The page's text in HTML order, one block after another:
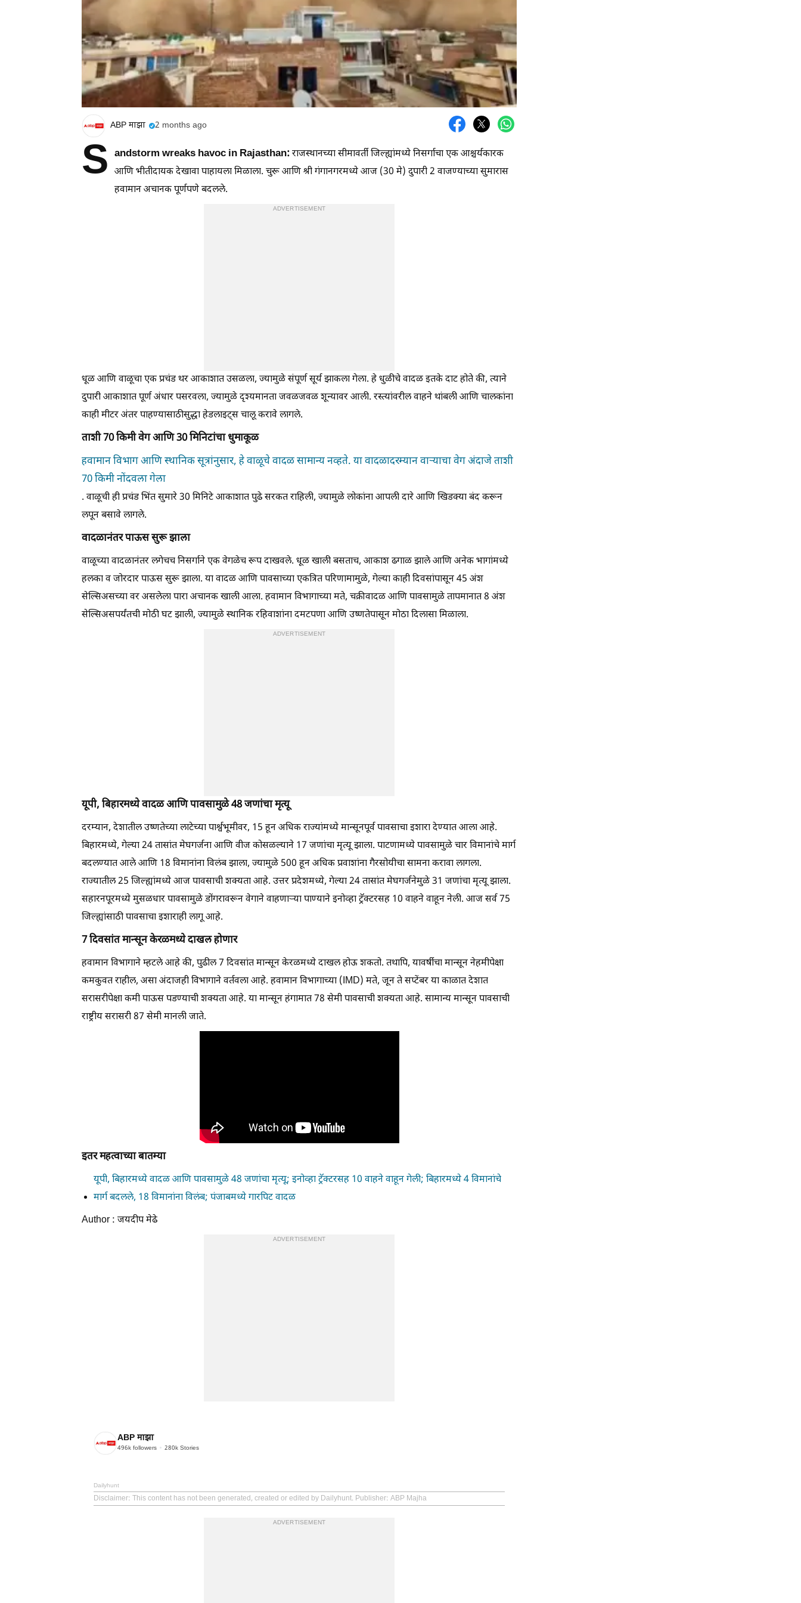
ABP माझा 2 months ago
S andstorm wreaks havoc in Rajasthan:राजस्थानच्या सीमावर्ती जिल्ह्यांमध्ये निसर्गाचा एक आश्चर्यकारक
आणि भीतीदायक देखावा पाहायला मिळाला. चुरू आणि श्री गंगानगरमध्ये आज (30 मे) दुपारी 2 वाजण्याच्या सुमारास
हवामान अचानक पूर्णपणे बदलले.
ADVERTISEMENT
धूळ आणि वाळूचा एक प्रचंड थर आकाशात उसळला, ज्यामुळे संपूर्ण सूर्य झाकला गेला. हे धुळीचे वादळ इतके दाट होते की, त्याने
दुपारी आकाशात पूर्ण अंधार पसरवला, ज्यामुळे दृश्यमानता जवळजवळ शून्यावर आली. रस्त्यांवरील वाहने थांबली आणि चालकांना
काही मीटर अंतर पाहण्यासाठीसुद्धा हेडलाइट्स चालू करावे लागले.
ताशी 70 किमी वेग आणि 30 मिनिटांचा धुमाकूळ
हवामान विभाग आणि स्थानिक सूत्रांनुसार, हे वाळूचे वादळ सामान्य नव्हते. या वादळादरम्यान वाऱ्याचा वेग अंदाजे ताशी
70 किमी नोंदवला गेला
. वाळूची ही प्रचंड भिंत सुमारे 30 मिनिटे आकाशात पुढे सरकत राहिली, ज्यामुळे लोकांना आपली दारे आणि खिडक्या बंद करून
लपून बसावे लागले.
वादळानंतर पाऊस सुरू झाला
वाळूच्या वादळानंतर लगेचच निसर्गाने एक वेगळेच रूप दाखवले. धूळ खाली बसताच, आकाश ढगाळ झाले आणि अनेक भागांमध्ये
हलका व जोरदार पाऊस सुरू झाला. या वादळ आणि पावसाच्या एकत्रित परिणामामुळे, गेल्या काही दिवसांपासून 45 अंश
सेल्सिअसच्या वर असलेला पारा अचानक खाली आला. हवामान विभागाच्या मते, चक्रीवादळ आणि पावसामुळे तापमानात 8 अंश
सेल्सिअसपर्यंतची मोठी घट झाली, ज्यामुळे स्थानिक रहिवाशांना दमटपणा आणि उष्णतेपासून मोठा दिलासा मिळाला.
ADVERTISEMENT
यूपी, बिहारमध्ये वादळ आणि पावसामुळे 48 जणांचा मृत्यू
दरम्यान, देशातील उष्णतेच्या लाटेच्या पार्श्वभूमीवर, 15 हून अधिक राज्यांमध्ये मान्सूनपूर्व पावसाचा इशारा देण्यात आला आहे.
बिहारमध्ये, गेल्या 24 तासांत मेघगर्जना आणि वीज कोसळल्याने 17 जणांचा मृत्यू झाला. पाटणामध्ये पावसामुळे चार विमानांचे मार्ग
बदलण्यात आले आणि 18 विमानांना विलंब झाला, ज्यामुळे 500 हून अधिक प्रवाशांना गैरसोयीचा सामना करावा लागला.
राज्यातील 25 जिल्ह्यांमध्ये आज पावसाची शक्यता आहे. उत्तर प्रदेशमध्ये, गेल्या 24 तासांत मेघगर्जनेमुळे 31 जणांचा मृत्यू झाला.
सहारनपूरमध्ये मुसळधार पावसामुळे डोंगरावरून वेगाने वाहणाऱ्या पाण्याने इनोव्हा ट्रॅक्टरसह 10 वाहने वाहून नेली. आज सर्व 75
जिल्ह्यांसाठी पावसाचा इशाराही लागू आहे.
7 दिवसांत मान्सून केरळमध्ये दाखल होणार
हवामान विभागाने म्हटले आहे की, पुढील 7 दिवसांत मान्सून केरळमध्ये दाखल होऊ शकतो. तथापि, यावर्षीचा मान्सून नेहमीपेक्षा
कमकुवत राहील, असा अंदाजही विभागाने वर्तवला आहे. हवामान विभागाच्या (IMD) मते, जून ते सप्टेंबर या काळात देशात
सरासरीपेक्षा कमी पाऊस पडण्याची शक्यता आहे. या मान्सून हंगामात 78 सेमी पावसाची शक्यता आहे. सामान्य मान्सून पावसाची
राष्ट्रीय सरासरी 87 सेमी मानली जाते.
इतर महत्वाच्या बातम्या
यूपी, बिहारमध्ये वादळ आणि पावसामुळे 48 जणांचा मृत्यू; इनोव्हा ट्रॅक्टरसह 10 वाहने वाहून गेली; बिहारमध्ये 4 विमानांचे
मार्ग बदलले, 18 विमानांना विलंब; पंजाबमध्ये गारपिट वादळ
Author : जयदीप मेढे
ADVERTISEMENT
ABP माझा
496k followers 280k Stories
Dailyhunt
Disclaimer: This content has not been generated, created or edited by Dailyhunt. Publisher: ABP Majha
ADVERTISEMENT